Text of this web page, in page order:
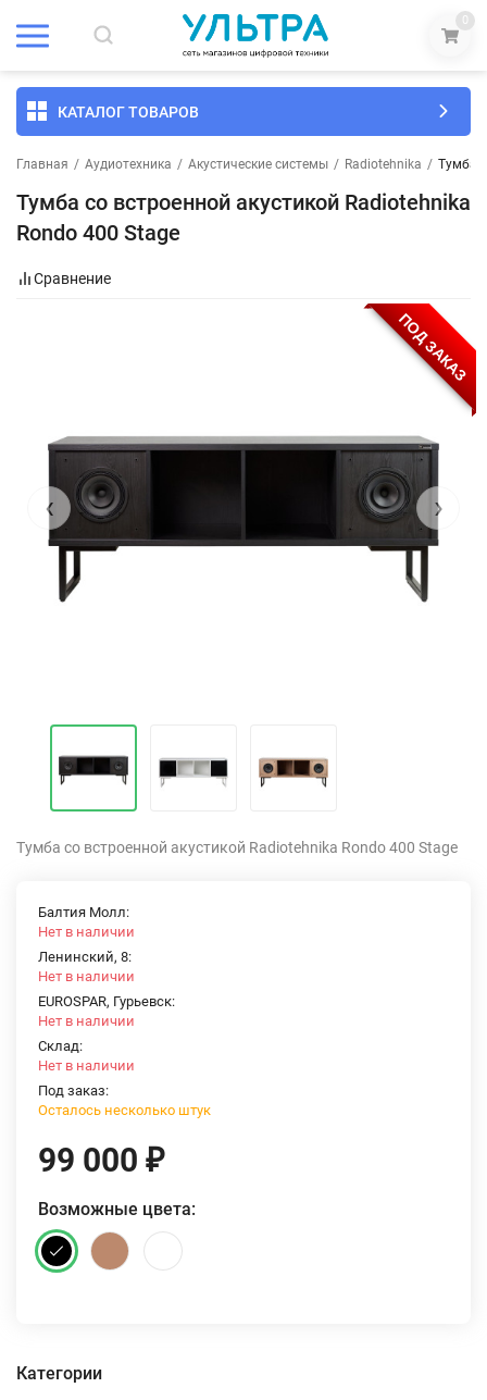
0
КАТАЛОГ ТОВАРОВ
Главная / Аудиотехника / Акустические системы / Radiotehnika / Тумба
Тумба со встроенной акустикой Radiotehnika
Rondo 400 Stage
Сравнение
‹ ›
ПОД ЗАКАЗ
Тумба со встроенной акустикой Radiotehnika Rondo 400 Stage
Балтия Молл:
Нет в наличии
Ленинский, 8:
Нет в наличии
EUROSPAR, Гурьевск:
Нет в наличии
Склад:
Нет в наличии
Под заказ:
Осталось несколько штук
99 000 ₽
Возможные цвета:
Категории